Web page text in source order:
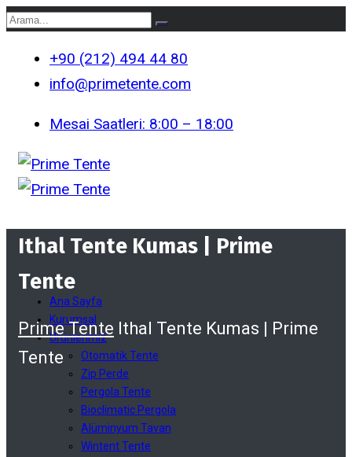
+90 (212) 494 44 80
info@primetente.com
Mesai Saatleri: 8:00 – 18:00
Ana Sayfa
Kurumsal
Ürünlerimiz
Otomatik Tente
Zip Perde
Pergola Tente
Bioclimatic Pergola
Alüminyum Tavan
Wintent Tente
Ithal Tente Kumas | Prime
Tente
Prime Tente Ithal Tente Kumas | Prime
Tente